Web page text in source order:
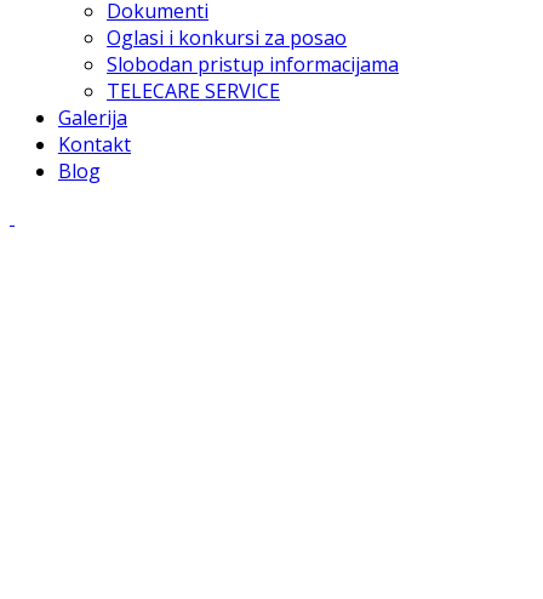
Dokumenti
Oglasi i konkursi za posao
Slobodan pristup informacijama
TELECARE SERVICE
Galerija
Kontakt
Blog